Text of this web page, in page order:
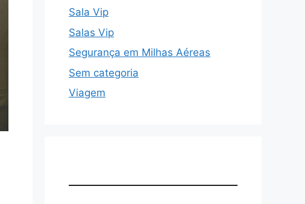
Sala Vip
Salas Vip
Segurança em Milhas Aéreas
Sem categoria
Viagem